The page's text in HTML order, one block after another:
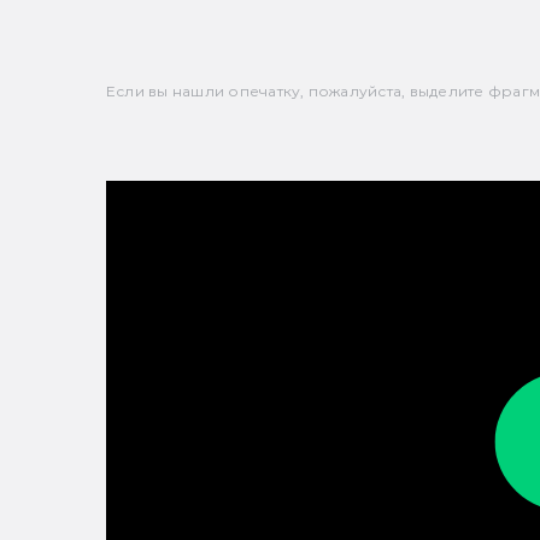
Если вы нашли опечатку, пожалуйста, выделите